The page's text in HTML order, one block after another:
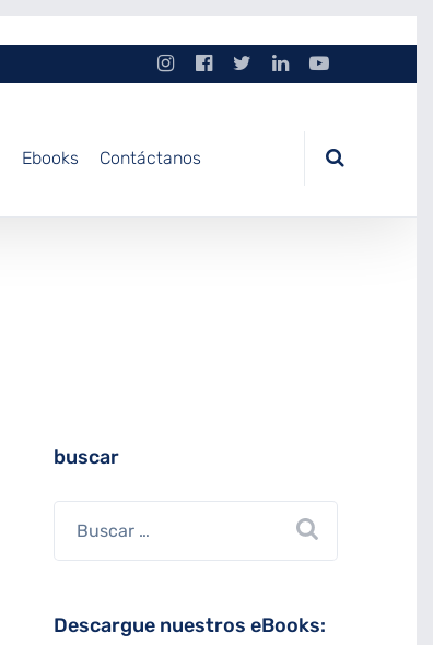
Ebooks Contáctanos
buscar
Descargue nuestros eBooks: